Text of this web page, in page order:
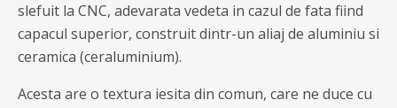
slefuit la CNC, adevarata vedeta in cazul de fata fiind
capacul superior, construit dintr-un aliaj de aluminiu si
ceramica (ceraluminium).
Acesta are o textura iesita din comun, care ne duce cu